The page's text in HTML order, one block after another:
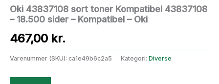
Oki 43837108 sort toner Kompatibel 43837108
– 18.500 sider – Kompatibel – Oki
467,00 kr.
Varenummer (SKU): ca1e49b6c2a5 Kategori: Diverse